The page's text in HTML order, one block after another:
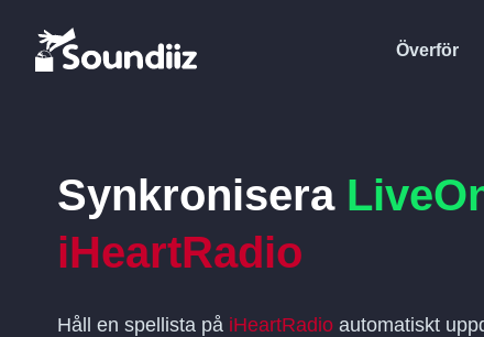
Överför
Synkronisera
iHeartRadio
Håll en spellista på iHeartRadio automatiskt